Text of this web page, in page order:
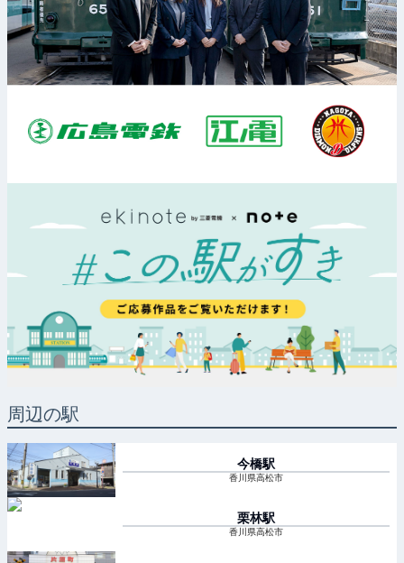
周辺の駅
今橋駅
香川県高松市
栗林駅
香川県高松市